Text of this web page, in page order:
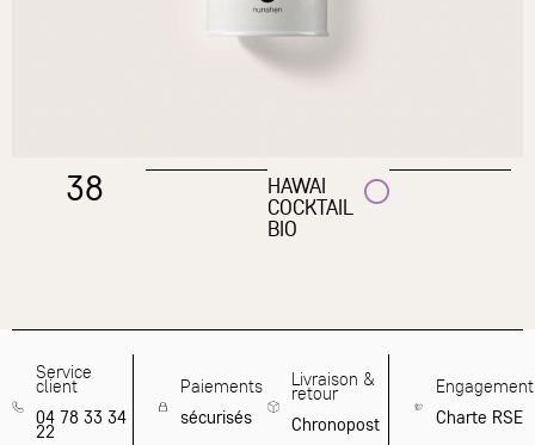
38 HAWAI
COCKTAIL
BIO
Service
client
04 78 33 34
22
Paiements
sécurisés
Livraison &
retour
Chronopost
Charte RSE